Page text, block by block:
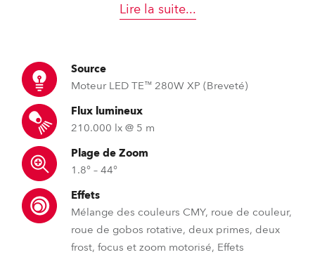
Lire la suite...
Source
Moteur LED TE™ 280W XP (Breveté)
Flux lumineux
210.000 lx @ 5 m
Plage de Zoom
1.8° – 44°
Effets
Mélange des couleurs CMY, roue de couleur,
roue de gobos rotative, deux primes, deux
frost, focus et zoom motorisé, Effets